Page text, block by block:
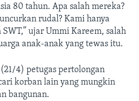
80 tahun. Apa salah mereka?
rudal? Kami hanya
ujar Ummi Kareem, salah
anak-anak yang tewas itu.
4) petugas pertolongan
korban lain yang mungkin
bangunan.